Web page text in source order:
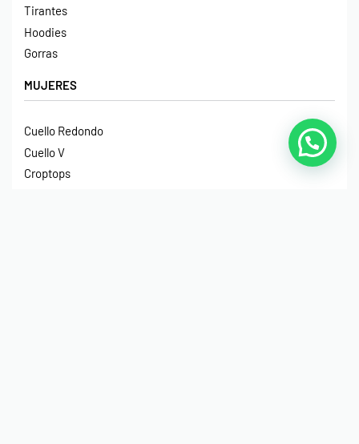
Tirantes
Hoodies
Gorras
MUJERES
Cuello Redondo
Cuello V
Croptops